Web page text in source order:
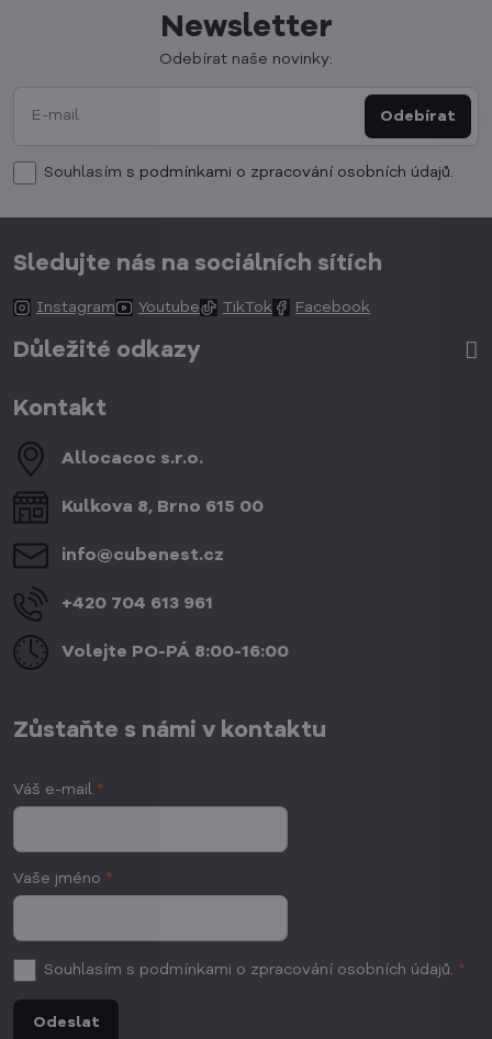
Newsletter
Odebírat naše novinky:
Odebírat
Souhlasím s podmínkami o zpracování osobních údajů.
Sledujte nás na sociálních sítích
Instagram Youtube TikTok Facebook
Důležité odkazy
Kontakt
Allocacoc s​.r​.o​.
Kulkova 8, Brno 615 00
info​@cubenest​.cz
+420 704 613 961
Volejte PO-PÁ 8:00-16:00
Zůstaňte s námi v kontaktu
Váš e-mail *
Vaše jméno *
Souhlasím s podmínkami o zpracování osobních údajů. *
Odeslat